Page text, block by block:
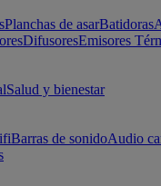
Planchas de asarBatidoras
DifusoresEmisores
Salud y bienestar
Barras de sonidoAudio